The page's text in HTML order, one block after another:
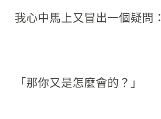
我心中馬上又冒出一個疑問：
「那你又是怎麼會的？」